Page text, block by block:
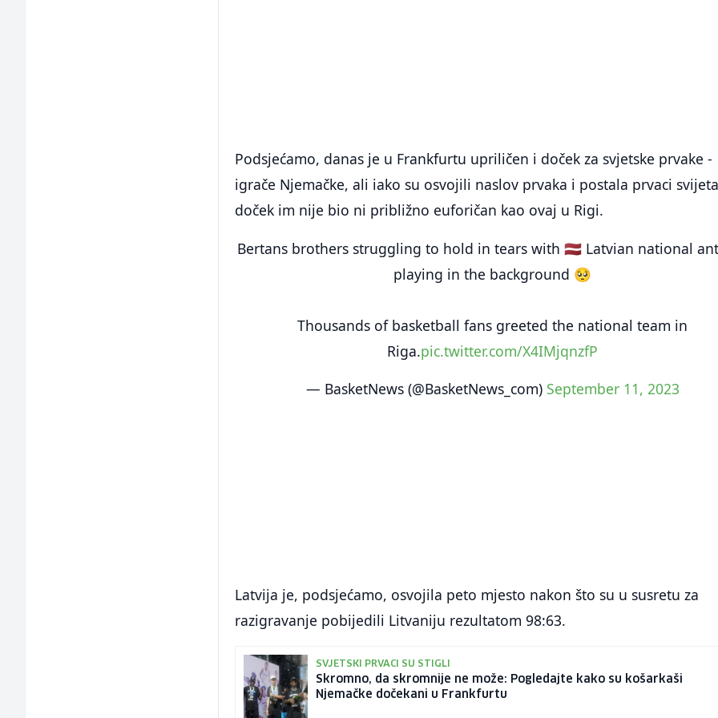
Podsjećamo, danas je u Frankfurtu upriličen i doček za svjetske prvake -
igrače Njemačke, ali iako su osvojili naslov prvaka i postala prvaci
doček im nije bio ni približno euforičan kao ovaj u Rigi.
Bertans brothers struggling to hold in tears with 🇱🇻 Latvian national
playing in the background 🥺
Thousands of basketball fans greeted the national team in
Riga.pic.twitter.com/X4IMjqnzfP
— BasketNews (@BasketNews_com) September 11, 2023
Latvija je, podsjećamo, osvojila peto mjesto nakon što su u susretu za
razigravanje pobijedili Litvaniju rezultatom 98:63.
SVJETSKI PRVACI SU STIGLI
Skromno, da skromnije ne može: Pogledajte kako su košarkaši
Njemačke dočekani u Frankfurtu